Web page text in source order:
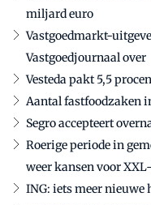
miljard euro
Vastgoedmarkt-
Vastgoedjournaal over
Vesteda pakt 5,5
Aantal fastfoodzaken
Segro accepteert
Roerige periode in
weer kansen voor
ING: iets meer nieuwe